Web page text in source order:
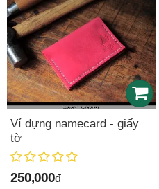
Ví đựng namecard - giấy
tờ
250,000đ